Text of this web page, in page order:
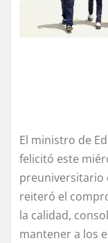
El ministro de
felicitó este
preuniversitario
reiteró el
la calidad,
mantener a los